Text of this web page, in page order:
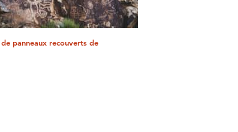
panneaux recouverts de